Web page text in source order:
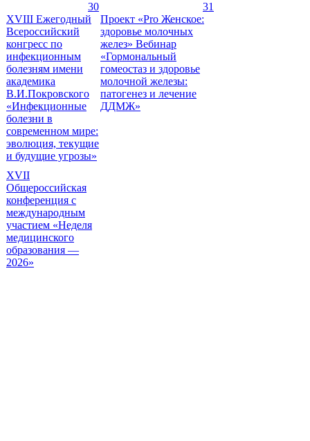
30
XVIII Ежегодный
Всероссийский
конгресс по
инфекционным
болезням имени
академика
В.И.Покровского
«Инфекционные
болезни в
современном мире:
эволюция, текущие
и будущие угрозы»
XVII
Общероссийская
конференция с
международным
участием «Неделя
медицинского
образования —
2026»
31
Проект «Pro Женское:
здоровье молочных
желез» Вебинар
«Гормональный
гомеостаз и здоровье
молочной железы:
патогенез и лечение
ДДМЖ»